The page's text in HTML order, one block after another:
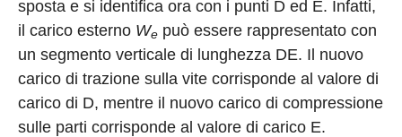
sposta e si identifica ora con i punti D ed E. Infatti,
il carico esterno We può essere rappresentato con
un segmento verticale di lunghezza DE. Il nuovo
carico di trazione sulla vite corrisponde al valore di
carico di D, mentre il nuovo carico di compressione
sulle parti corrisponde al valore di carico E.